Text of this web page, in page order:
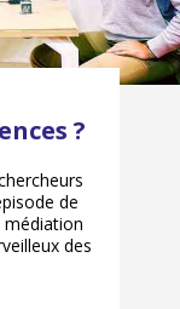
?
de
médiation
des